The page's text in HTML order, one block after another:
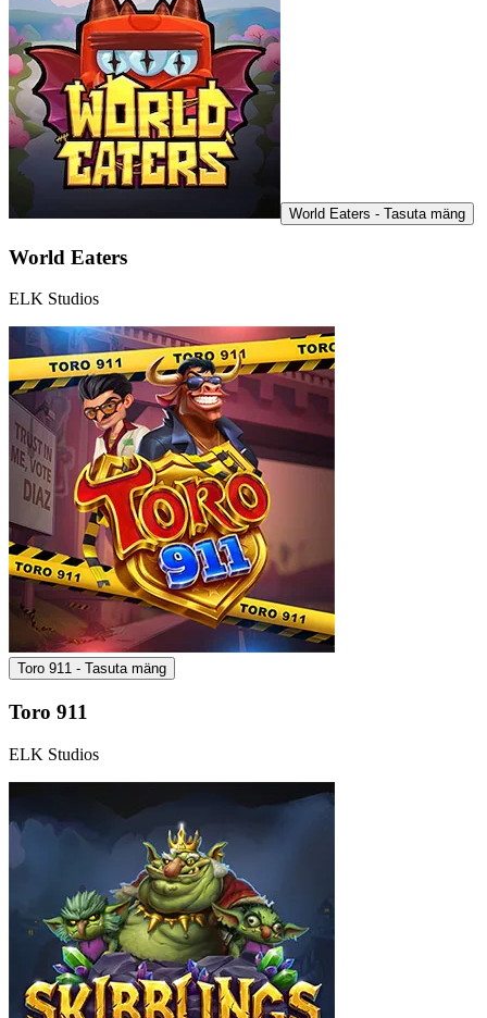
World Eaters - Tasuta mäng
World Eaters
ELK Studios
Toro 911 - Tasuta mäng
Toro 911
ELK Studios